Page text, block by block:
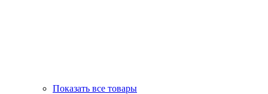
Показать все товары